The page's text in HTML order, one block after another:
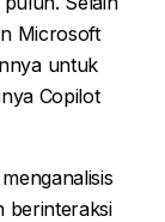
Microsoft
untuk
Copilot
berinteraksi